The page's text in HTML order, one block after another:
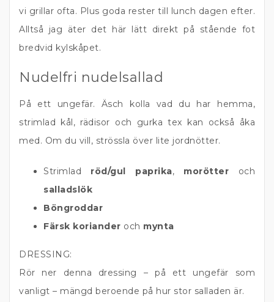
vi grillar ofta. Plus goda rester till lunch dagen efter.
Alltså jag äter det här lätt direkt på stående fot
bredvid kylskåpet.
Nudelfri nudelsallad
På ett ungefär. Äsch kolla vad du har hemma,
strimlad kål, rädisor och gurka tex kan också åka
med. Om du vill, strössla över lite jordnötter.
Strimlad röd/gul paprika, morötter och
salladslök
Böngroddar
Färsk koriander och mynta
DRESSING:
Rör ner denna dressing – på ett ungefär som
vanligt – mängd beroende på hur stor salladen är.